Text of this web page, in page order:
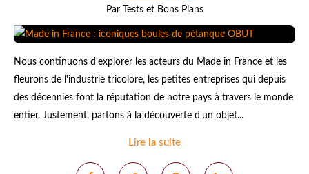
Par Tests et Bons Plans
Nous continuons d'explorer les acteurs du Made in France et les
fleurons de l'industrie tricolore, les petites entreprises qui depuis
des décennies font la réputation de notre pays à travers le monde
entier. Justement, partons à la découverte d'un objet...
Lire la suite